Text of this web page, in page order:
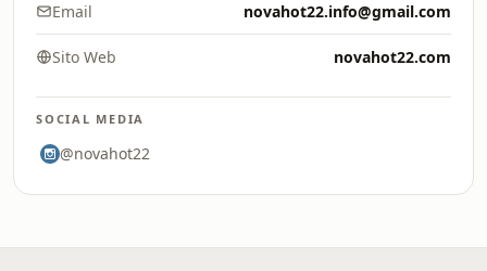
Email novahot22.info@gmail.com
Sito Web novahot22.com
SOCIAL MEDIA
@novahot22